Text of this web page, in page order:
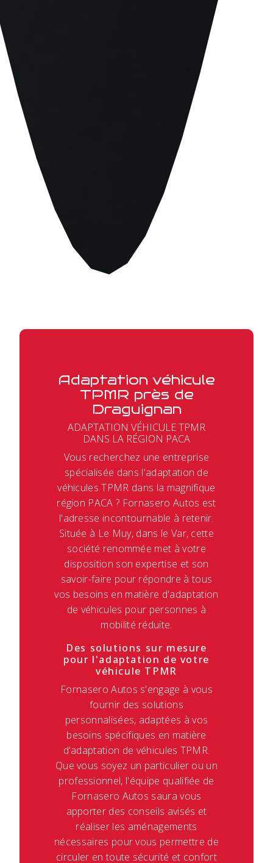
Adaptation véhicule
TPMR près de
Draguignan
ADAPTATION VÉHICULE TPMR
DANS LA RÉGION PACA
Vous recherchez une entreprise
spécialisée dans l'adaptation de
véhicules TPMR dans la magnifique
région PACA ? Fornasero Autos est
l'adresse incontournable à retenir.
Située à Le Muy, dans le Var, cette
société renommée met à votre
disposition son expertise et son
savoir-faire pour répondre à tous
vos besoins en matière d'adaptation
de véhicules pour personnes à
mobilité réduite.
Des solutions sur mesure
pour l'adaptation de votre
véhicule TPMR
Fornasero Autos s'engage à vous
fournir des solutions
personnalisées, adaptées à vos
besoins spécifiques en matière
d'adaptation de véhicules TPMR.
Que vous soyez un particulier ou un
professionnel, l'équipe qualifiée de
Fornasero Autos saura vous
apporter des conseils avisés et
réaliser les aménagements
nécessaires pour vous permettre de
circuler en toute sécurité et confort